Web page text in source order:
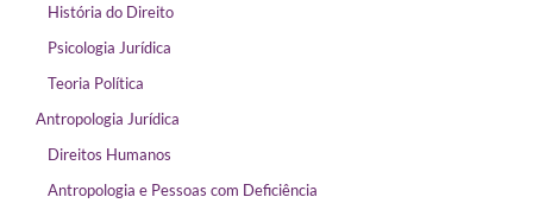
História do Direito
Psicologia Jurídica
Teoria Política
Antropologia Jurídica
Direitos Humanos
Antropologia e Pessoas com Deficiência